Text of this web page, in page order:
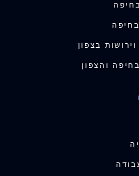
בצפון
בחיפה והצפון